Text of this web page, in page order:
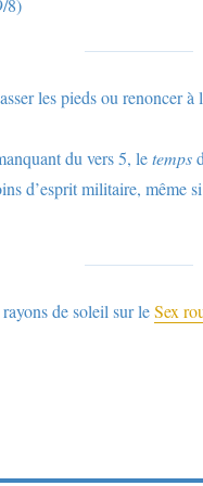
8)
les pieds ou renoncer à
du vers 5, letemps
d’esprit militaire, même
de soleil sur leSex